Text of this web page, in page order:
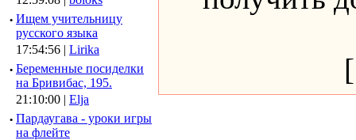
· Ищем учительницу
русского языка
17:54:56 | Lirika
· Беременные посиделки
на Бривибас, 195.
21:10:00 | Elja
· Пардаугава - уроки игры
на флейте